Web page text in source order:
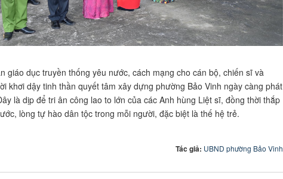
giáo dục truyền thống yêu nước, cách mạng cho cán bộ, chiến sĩ và
khơi dậy tinh thần quyết tâm xây dựng phường Bảo Vinh ngày càng phát
là dịp để tri ân công lao to lớn của các Anh hùng Liệt sĩ, đồng thời thắp
lòng tự hào dân tộc trong mỗi người, đặc biệt là thế hệ trẻ.
Tác giả: UBND phường Bảo Vinh